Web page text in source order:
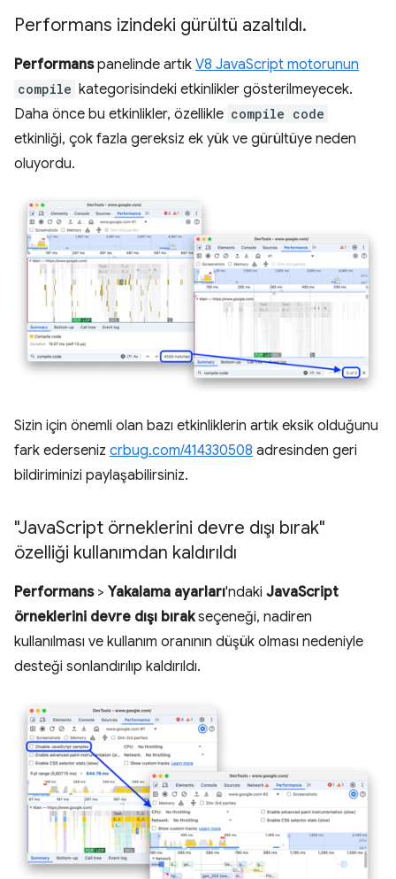
Performans izindeki gürültü azaltıldı.
Performanspanelinde artık V8 JavaScript motorunun
compile kategorisindeki etkinlikler gösterilmeyecek.
Daha önce bu etkinlikler, özellikle compile code
etkinliği, çok fazla gereksiz ek yük ve gürültüye neden
oluyordu.
Sizin için önemli olan bazı etkinliklerin artık eksik olduğunu
fark ederseniz crbug.com/414330508 adresinden geri
bildiriminizi paylaşabilirsiniz.
"JavaScript örneklerini devre dışı bırak"
özelliği kullanımdan kaldırıldı
Performans> Yakalama ayarları'ndaki JavaScript
örneklerini devre dışı bırakseçeneği, nadiren
kullanılması ve kullanım oranının düşük olması nedeniyle
desteği sonlandırılıp kaldırıldı.